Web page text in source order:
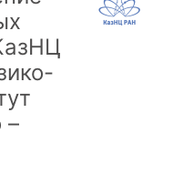
–